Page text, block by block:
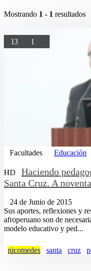
Mostrando 1 - 1 resultados
13 1
Facultades Educación
HD Haciendo
Santa Cruz. A
24 de Junio de 2015
Sus aportes, reflexiones y
afroperuano son de
modelo educativo y ped...
nicomedes santa cruz